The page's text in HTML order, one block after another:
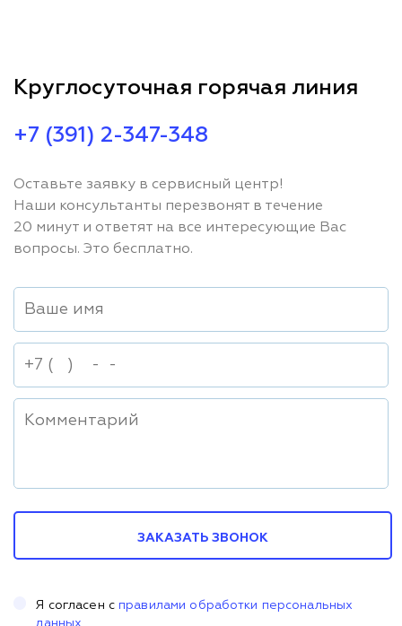
Круглосуточная горячая линия
+7 (391) 2-347-348
Оставьте заявку в сервисный центр!
Наши консультанты перезвонят в течение
20 минут и ответят на все интересующие Вас
вопросы. Это бесплатно.
ЗАКАЗАТЬ ЗВОНОК
Я согласен с правилами обработки персональных
данных